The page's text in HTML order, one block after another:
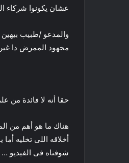
عشان يكونوا شركاء
والمدعو /طبيب
مجهود الممرض دا
حقا أنه لا فائدة من
هناك ما هو أهم من
أخلاقه اللى تخليه
شوفناه فى الفيديو …